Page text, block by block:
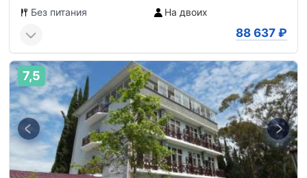
Без питания
На двоих
88 637 ₽
7,5